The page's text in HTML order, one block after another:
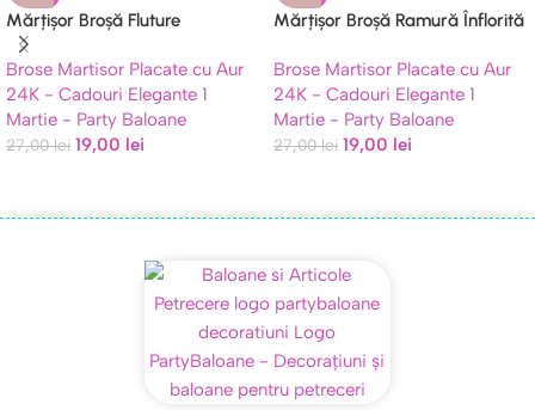
Mărțișor Broșă Fluture
Statement Placată cu Aur 24K,
Cristale și Clopoței (6 cm) în
Cutie Premium
Brose Martisor Placate cu Aur
24K - Cadouri Elegante 1
Martie - Party Baloane
27,00lei 19,00 lei
Mărțișor Broșă Ramură Înflorită
Email Verde și Perlă (6 cm) în
Cutie Premium
Brose Martisor Placate cu Aur
24K - Cadouri Elegante 1
Martie - Party Baloane
27,00lei 19,00 lei